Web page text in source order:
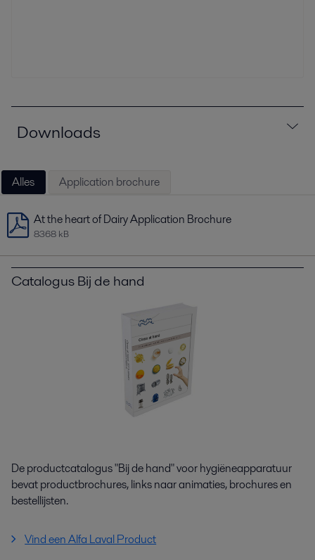
Downloads
Alles Application brochure
At the heart of Dairy Application Brochure
8368 kB
Catalogus Bij de hand
De productcatalogus "Bij de hand" voor hygiëneapparatuur
bevat productbrochures, links naar animaties, brochures en
bestellijsten.
Vind een Alfa Laval Product